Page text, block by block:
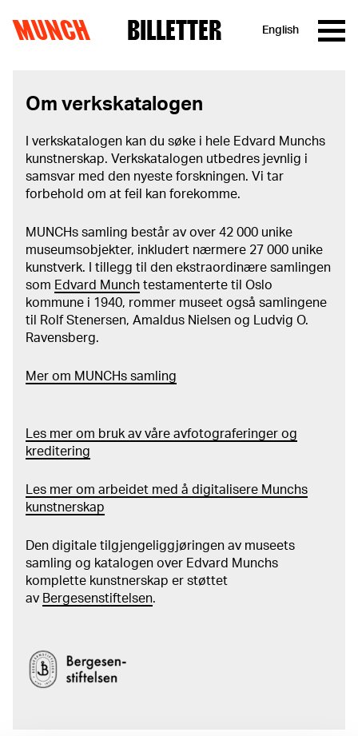
MUNCH BILLETTER English
Om verkskatalogen
I verkskatalogen kan du søke i hele Edvard Munchs
kunstnerskap. Verkskatalogen utbedres jevnlig i
samsvar med den nyeste forskningen. Vi tar
forbehold om at feil kan forekomme.
MUNCHs samling består av over 42 000 unike
museumsobjekter, inkludert nærmere 27 000 unike
kunstverk. I tillegg til den ekstraordinære samlingen
som Edvard Munch testamenterte til Oslo
kommune i 1940, rommer museet også samlingene
til Rolf Stenersen, Amaldus Nielsen og Ludvig O.
Ravensberg.
Mer om MUNCHs samling
Les mer om bruk av våre avfotograferinger og
kreditering
Les mer om arbeidet med å digitalisere Munchs
kunstnerskap
Den digitale tilgjengeliggjøringen av museets
samling og katalogen over Edvard Munchs
komplette kunstnerskap er støttet
av Bergesenstiftelsen.